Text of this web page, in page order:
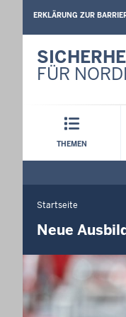
SPRACHEN
ERKLÄRUNG ZUR
FÜR
Hauptmenü
THEMEN
Sie
befinden
hier
Startseite
Neue
Navigation
instructions
for
Press
arrow
left